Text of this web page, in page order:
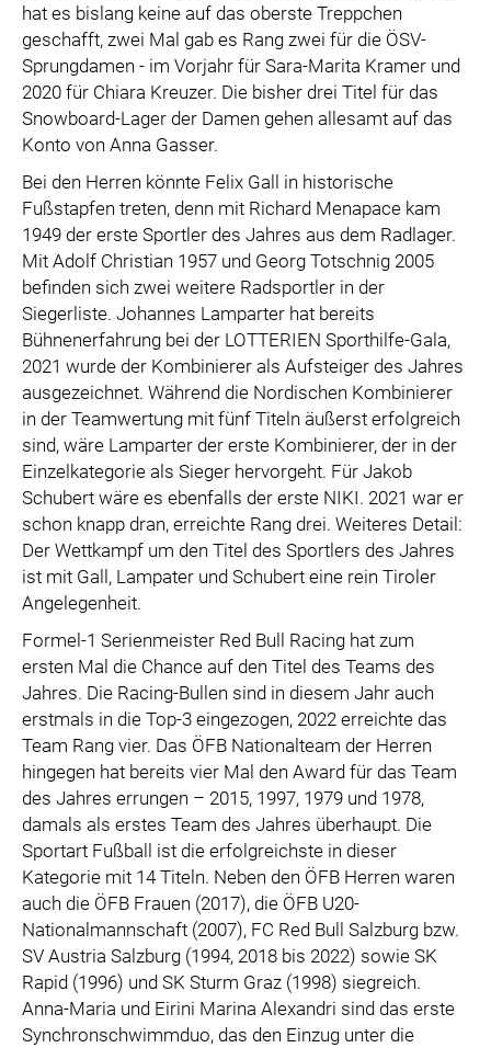
hat es bislang keine auf das oberste Treppchen
geschafft, zwei Mal gab es Rang zwei für die ÖSV-
Sprungdamen - im Vorjahr für Sara-Marita Kramer und
2020 für Chiara Kreuzer. Die bisher drei Titel für das
Snowboard-Lager der Damen gehen allesamt auf das
Konto von Anna Gasser.
Bei den Herren könnte Felix Gall in historische
Fußstapfen treten, denn mit Richard Menapace kam
1949 der erste Sportler des Jahres aus dem Radlager.
Mit Adolf Christian 1957 und Georg Totschnig 2005
befinden sich zwei weitere Radsportler in der
Siegerliste. Johannes Lamparter hat bereits
Bühnenerfahrung bei der LOTTERIEN Sporthilfe-Gala,
2021 wurde der Kombinierer als Aufsteiger des Jahres
ausgezeichnet. Während die Nordischen Kombinierer
in der Teamwertung mit fünf Titeln äußerst erfolgreich
sind, wäre Lamparter der erste Kombinierer, der in der
Einzelkategorie als Sieger hervorgeht. Für Jakob
Schubert wäre es ebenfalls der erste NIKI. 2021 war er
schon knapp dran, erreichte Rang drei. Weiteres Detail:
Der Wettkampf um den Titel des Sportlers des Jahres
ist mit Gall, Lampater und Schubert eine rein Tiroler
Angelegenheit.
Formel-1 Serienmeister Red Bull Racing hat zum
ersten Mal die Chance auf den Titel des Teams des
Jahres. Die Racing-Bullen sind in diesem Jahr auch
erstmals in die Top-3 eingezogen, 2022 erreichte das
Team Rang vier. Das ÖFB Nationalteam der Herren
hingegen hat bereits vier Mal den Award für das Team
des Jahres errungen – 2015, 1997, 1979 und 1978,
damals als erstes Team des Jahres überhaupt. Die
Sportart Fußball ist die erfolgreichste in dieser
Kategorie mit 14 Titeln. Neben den ÖFB Herren waren
auch die ÖFB Frauen (2017), die ÖFB U20-
Nationalmannschaft (2007), FC Red Bull Salzburg bzw.
SV Austria Salzburg (1994, 2018 bis 2022) sowie SK
Rapid (1996) und SK Sturm Graz (1998) siegreich.
Anna-Maria und Eirini Marina Alexandri sind das erste
Synchronschwimmduo, das den Einzug unter die